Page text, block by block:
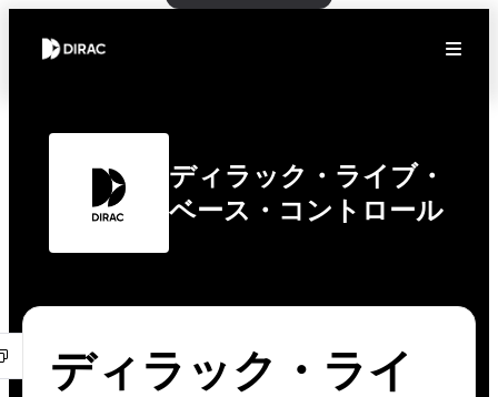
ディラック・ライブ・
ベース・コントロール
ディラック・ライ